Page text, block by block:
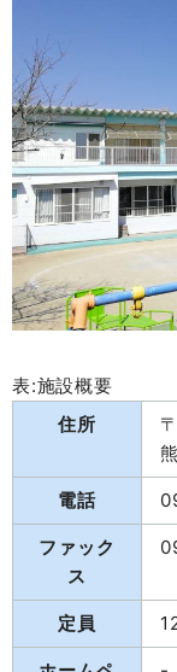
表:施設概要
住所
電話
ファック
ス
定員